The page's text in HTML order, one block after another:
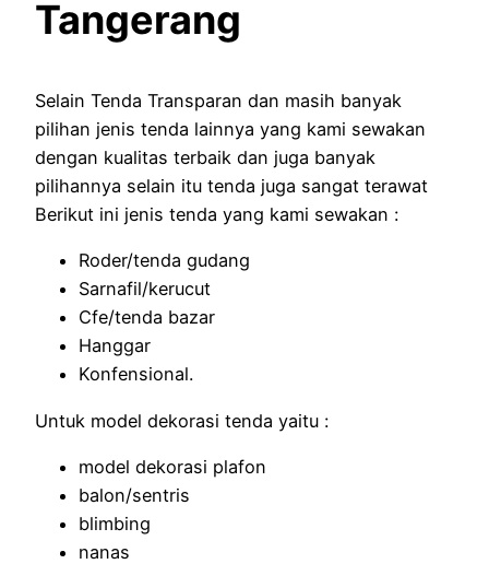
Tangerang
Selain Tenda Transparan dan masih banyak
pilihan jenis tenda lainnya yang kami sewakan
dengan kualitas terbaik dan juga banyak
pilihannya selain itu tenda juga sangat terawat
Berikut ini jenis tenda yang kami sewakan :
Roder/tenda gudang
Sarnafil/kerucut
Cfe/tenda bazar
Hanggar
Konfensional.
Untuk model dekorasi tenda yaitu :
model dekorasi plafon
balon/sentris
blimbing
nanas